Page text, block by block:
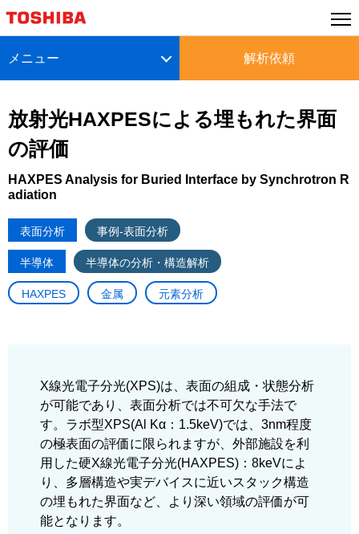
放射光HAXPESによる埋もれた界面
の評価
HAXPES Analysis for Buried Interface by Synchrotron R
adiation
表面分析 事例-表面分析
半導体 半導体の分析・構造解析
HAXPES 金属 元素分析
X線光電子分光(XPS)は、表面の組成・状態分析
が可能であり、表面分析では不可欠な手法で
す。ラボ型XPS(Al Kα：1.5keV)では、3nm程度
の極表面の評価に限られますが、外部施設を利
用した硬X線光電子分光(HAXPES)：8keVによ
り、多層構造や実デバイスに近いスタック構造
の埋もれた界面など、より深い領域の評価が可
能となります。
メニュー 解析依頼